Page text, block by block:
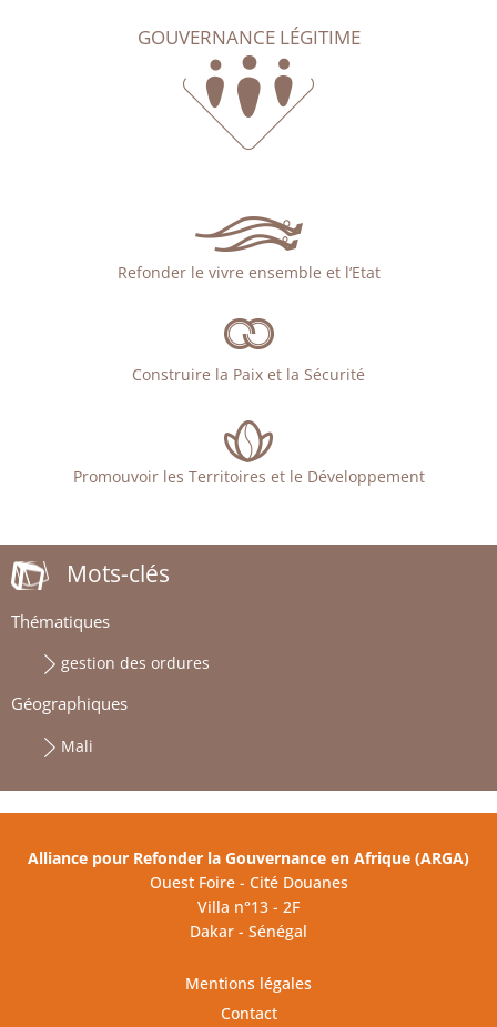
GOUVERNANCE LÉGITIME
Refonder le vivre ensemble et l’Etat
Construire la Paix et la Sécurité
Promouvoir les Territoires et le Développement
Mots-clés
Thématiques
gestion des ordures
Géographiques
Mali
Alliance pour Refonder la Gouvernance en Afrique (ARGA)
Ouest Foire - Cité Douanes
Villa n°13 - 2F
Dakar - Sénégal
Mentions légales
Contact